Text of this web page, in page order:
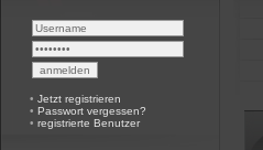
• Jetzt registrieren
• Passwort vergessen?
• registrierte Benutzer